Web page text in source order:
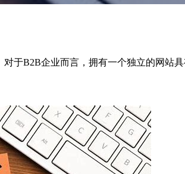
于B2B企业而言，拥有一个独立的网站